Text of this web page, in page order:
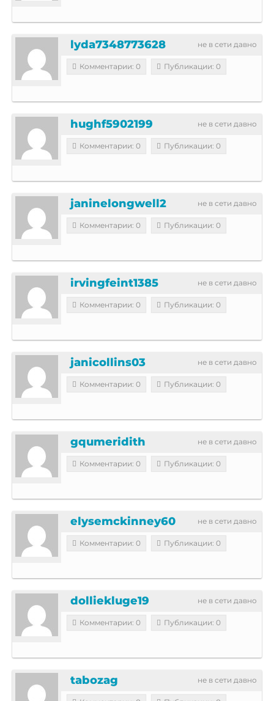
не в сети давно
lyda7348773628
Комментарии: 0 Публикации: 0
не в сети давно
hughf5902199
Комментарии: 0 Публикации: 0
не в сети давно
janinelongwell2
Комментарии: 0 Публикации: 0
не в сети давно
irvingfeint1385
Комментарии: 0 Публикации: 0
не в сети давно
janicollins03
Комментарии: 0 Публикации: 0
не в сети давно
gqumeridith
Комментарии: 0 Публикации: 0
не в сети давно
elysemckinney60
Комментарии: 0 Публикации: 0
не в сети давно
dolliekluge19
Комментарии: 0 Публикации: 0
не в сети давно
tabozag